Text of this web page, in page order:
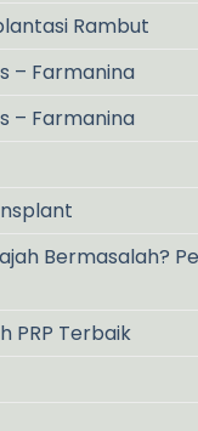
Rambut
– Farmanina
– Farmanina
Bermasalah?
PRP Terbaik